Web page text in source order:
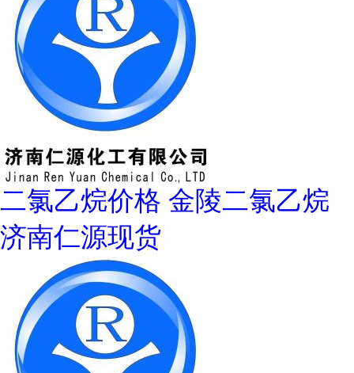
二氯乙烷价格 金陵二氯乙烷
济南仁源现货